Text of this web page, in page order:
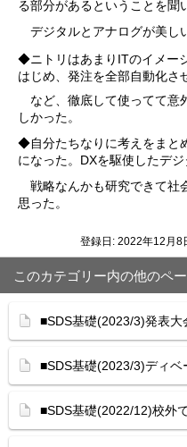
る部分があるということを聞
デジタルとアナログが美し
◆ニトリはあまり ITのイメー
はじめ、発注を全部自動化さ
など、徹底して使ってて意
しかった。
◆自分たちなりに考えをまと
になった。 DXを駆使したデジ
戦略なんかも研究できて社
思った。
登録日: 2022年12月8
このカテゴリー内の他のペ
■SDS基礎(2023/3)発表大
■SDS基礎(2023/3)ディベ
■SDS基礎(2022/12)校外